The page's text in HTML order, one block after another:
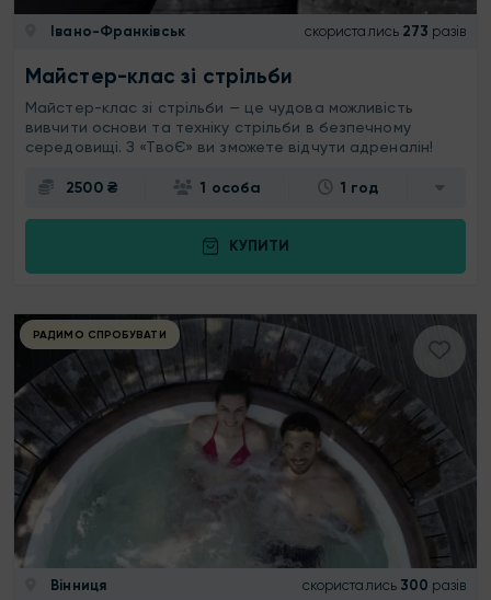
Івано-Франківськ скористались 273 разів
Майстер-клас зі стрільби
Майстер-клас зі стрільби — це чудова можливість
вивчити основи та техніку стрільби в безпечному
середовищі. З «ТвоЄ» ви зможете відчути адреналін!
2500 ₴ 1 особа 1 год
КУПИТИ
РАДИМО СПРОБУВАТИ
Вінниця скористались 300 разів